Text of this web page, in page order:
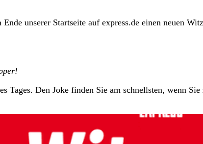
unserer Startseite auf express.de einen neuen
Tages. Den Joke finden Sie am schnellsten, wenn Sie